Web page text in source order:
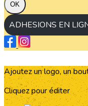
OK
ADHESIONS EN
Ajoutez un logo, un
Cliquez pour éditer